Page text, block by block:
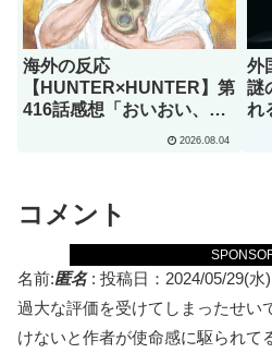
海外の反応
【HUNTER×HUNTER】第
416話感想「おいおい、文
2026.08.04
外
謎
れ
コメント
名前:匿名: 投稿日：2024/05/29(水
過大な評価を受けてしまったせい
けないと作者が使命感に駆られて